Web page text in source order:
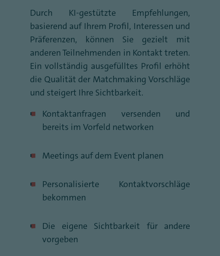
Durch KI-gestützte Empfehlungen,
basierend auf Ihrem Profil, Interessen und
Präferenzen, können Sie gezielt mit
anderen Teilnehmenden in Kontakt treten.
Ein vollständig ausgefülltes Profil erhöht
die Qualität der Matchmaking Vorschläge
und steigert Ihre Sichtbarkeit.
Kontaktanfragen versenden und
bereits im Vorfeld networken
Meetings auf dem Event planen
Personalisierte Kontaktvorschläge
bekommen
Die eigene Sichtbarkeit für andere
vorgeben